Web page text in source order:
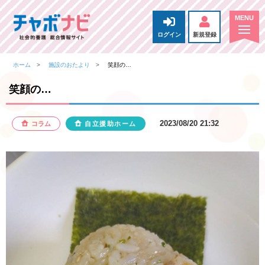
ログイン 新規登録
ホーム 施設のおたより 笑顔の…
笑顔の…
コラム 自立援助ホーム 2023/08/20 21:32